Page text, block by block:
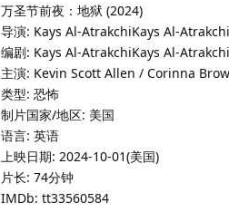
万圣节前夜：地狱 (2024)
导演: Kays Al-AtrakchiKays Al-
编剧: Kays Al-AtrakchiKays Al-
主演: Kevin Scott Allen / Corinna
类型: 恐怖
制片国家/地区: 美国
语言: 英语
上映日期: 2024-10-01(美国)
片长: 74分钟
IMDb: tt33560584